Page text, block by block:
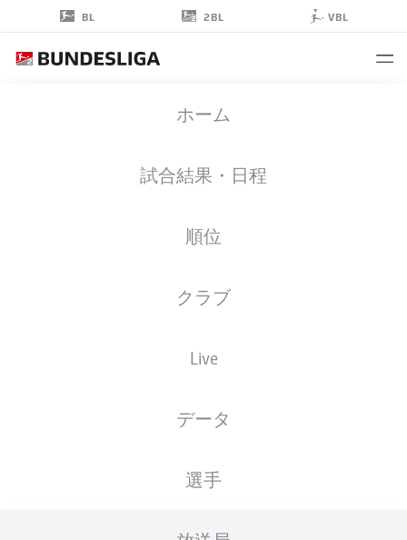
BL 2BL VBL
ホーム
試合結果・日程
順位
クラブ
Live
データ
選手